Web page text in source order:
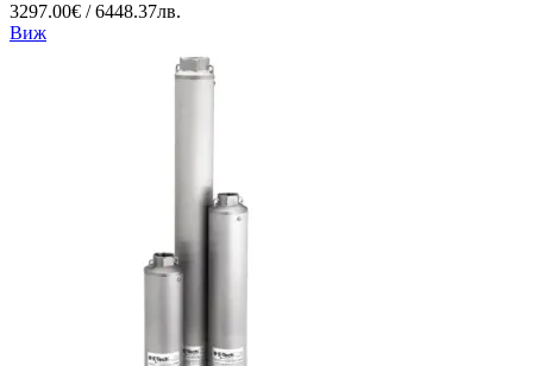
3297.00€ / 6448.37лв.
Виж